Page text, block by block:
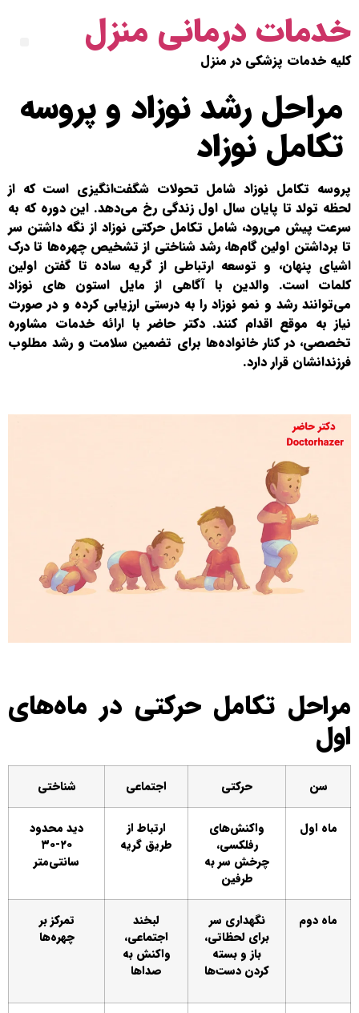
خدمات درمانی منزل
کلیه خدمات پزشکی در منزل
مراحل رشد نوزاد و پروسه
تکامل نوزاد
پروسه تکامل نوزاد شامل تحولات شگفت‌انگیزی است که از
لحظه تولد تا پایان سال اول زندگی رخ می‌دهد. این دوره که به
سرعت پیش می‌رود، شامل تکامل حرکتی نوزاد از نگه داشتن سر
تا برداشتن اولین گام‌ها، رشد شناختی از تشخیص چهره‌ها تا درک
اشیای پنهان، و توسعه ارتباطی از گریه ساده تا گفتن اولین
کلمات است. والدین با آگاهی از مایل استون های نوزاد
می‌توانند رشد و نمو نوزاد را به درستی ارزیابی کرده و در صورت
نیاز به موقع اقدام کنند. دکتر حاضر با ارائه خدمات مشاوره
تخصصی، در کنار خانواده‌ها برای تضمین سلامت و رشد مطلوب
فرزندانشان قرار دارد.
مراحل تکامل حرکتی در ماه‌های
اول
سن حرکتی اجتماعی شناختی
ماه اول
واکنش‌های
رفلکسی،
چرخش سر به
طرفین
ارتباط از
طریق گریه
دید محدود
۲۰-۳۰
سانتی‌متر
ماه دوم
نگهداری سر
برای لحظاتی،
باز و بسته
کردن دست‌ها
لبخند
اجتماعی،
واکنش به
صداها
تمرکز بر
چهره‌ها